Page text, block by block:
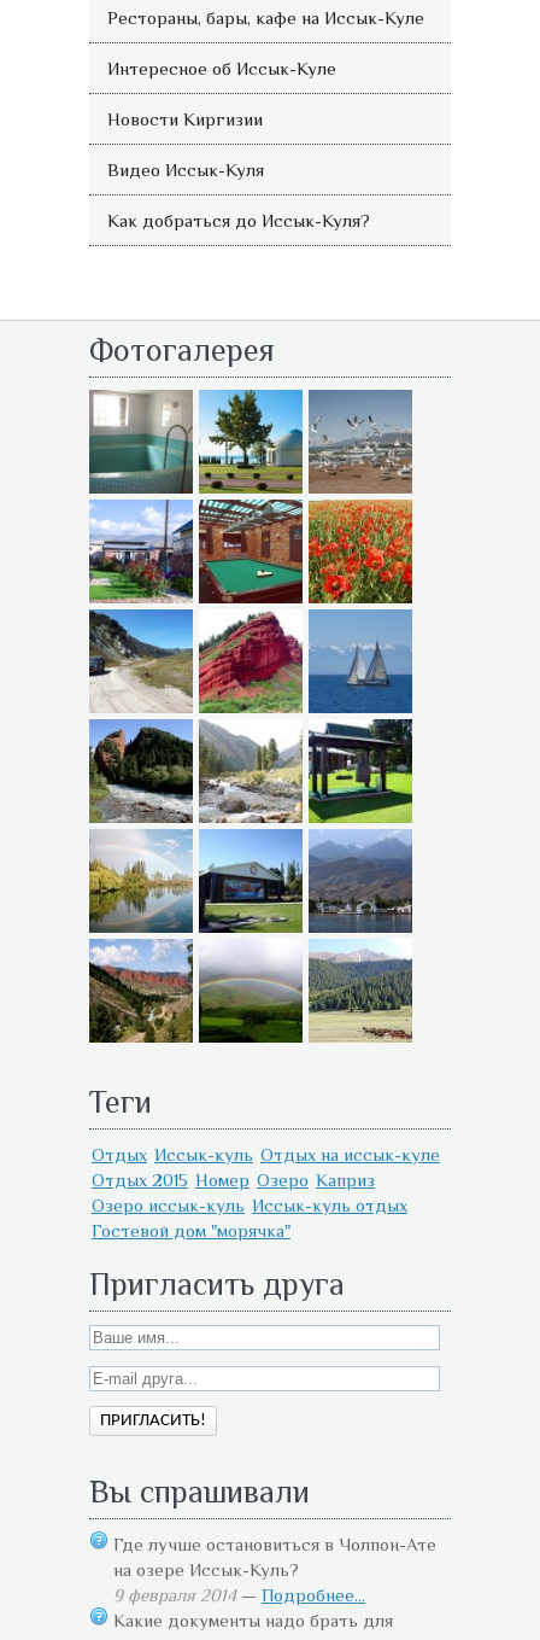
Рестораны, бары, кафе на Иссык-Куле
Интересное об Иссык-Куле
Новости Киргизии
Видео Иссык-Куля
Как добраться до Иссык-Куля?
Фотогалерея
Теги
Отдых Иссык-куль Отдых на иссык-куле
Отдых 2015 Номер Озеро Каприз
Озеро иссык-куль Иссык-куль отдых
Гостевой дом "морячка"
Пригласить друга
Вы спрашивали
Где лучше остановиться в Чолпон-Ате
на озере Иссык-Куль?
9 февраля 2014— Подробнее...
Какие документы надо брать для